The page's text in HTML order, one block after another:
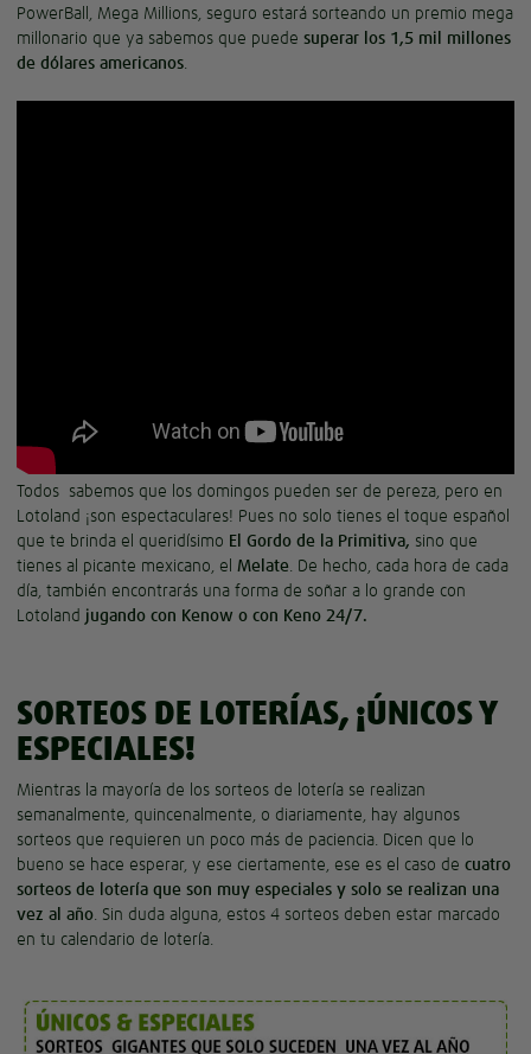
PowerBall, Mega Millions, seguro estará sorteando un premio mega
millonario que ya sabemos que puede superar los 1,5 mil millones
de dólares americanos.
Todos sabemos que los domingos pueden ser de pereza, pero en
Lotoland ¡son espectaculares! Pues no solo tienes el toque español
que te brinda el queridísimo El Gordo de la Primitiva, sino que
tienes al picante mexicano, el Melate. De hecho, cada hora de cada
día, también encontrarás una forma de soñar a lo grande con
Lotoland jugando con Kenow o con Keno 24/7.
SORTEOS DE LOTERÍAS, ¡ÚNICOS Y
ESPECIALES!
Mientras la mayoría de los sorteos de lotería se realizan
semanalmente, quincenalmente, o diariamente, hay algunos
sorteos que requieren un poco más de paciencia. Dicen que lo
bueno se hace esperar, y ese ciertamente, ese es el caso de cuatro
sorteos de lotería que son muy especiales y solo se realizan una
vez al año. Sin duda alguna, estos 4 sorteos deben estar marcado
en tu calendario de lotería.